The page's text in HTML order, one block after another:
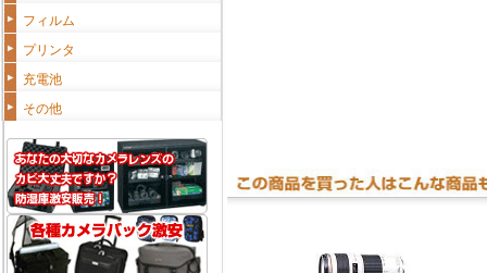
フィルム
プリンタ
充電池
その他